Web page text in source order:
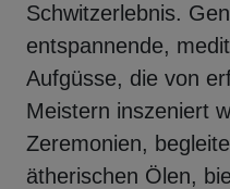
Schwitzerlebnis.
entspannende,
Aufgüsse, die von
Meistern inszeniert
Zeremonien,
ätherischen Ölen,